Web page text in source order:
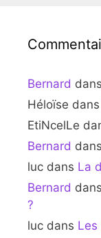
Bernard dans
Héloïse dans
EtiNcelLe
Bernard dans
luc dans La
Bernard dans
?
luc dans Les